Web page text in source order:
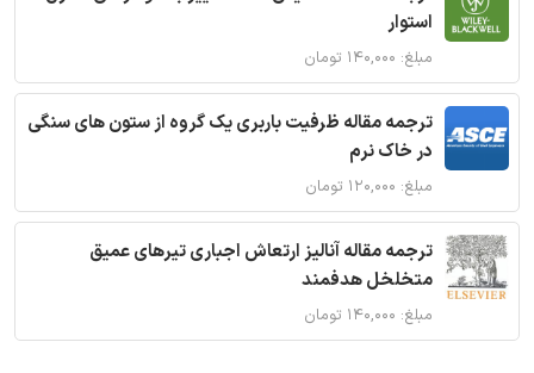
استوار
مبلغ: ۱۴۰,۰۰۰ تومان
ترجمه مقاله ظرفیت باربری یک گروه از ستون های سنگی
در خاک نرم
مبلغ: ۱۲۰,۰۰۰ تومان
ترجمه مقاله آنالیز ارتعاش اجباری تیرهای عمیق
متخلخل هدفمند
مبلغ: ۱۴۰,۰۰۰ تومان